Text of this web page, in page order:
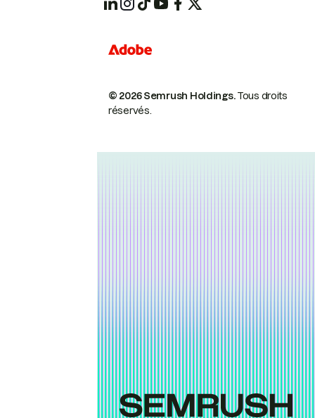
© 2026 Semrush Holdings.Tous droits
réservés.